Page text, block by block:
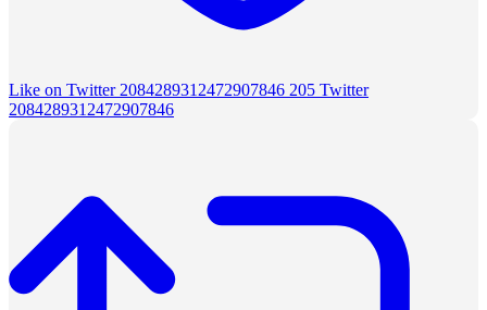
Like on Twitter 2084289312472907846 205 Twitter
2084289312472907846